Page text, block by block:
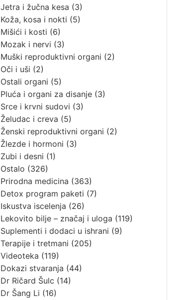
Jetra i žučna kesa (3)
Koža, kosa i nokti (5)
Mišići i kosti (6)
Mozak i nervi (3)
Muški reproduktivni organi (2)
Oči i uši (2)
Ostali organi (5)
Pluća i organi za disanje(3)
Srce i krvni sudovi (3)
Želudac i creva (5)
Ženski reproduktivni organi (2)
Žlezde i hormoni (3)
Zubi i desni (1)
Ostalo (326)
Prirodna medicina (363)
Detox program paketi (7)
Iskustva iscelenja (26)
Lekovito bilje – značaj i uloga (119)
Suplementi i dodaci u ishrani (9)
Terapije i tretmani (205)
Videoteka (119)
Dokazi stvaranja (44)
Dr Ričard Šulc (14)
Dr Šang Li (16)